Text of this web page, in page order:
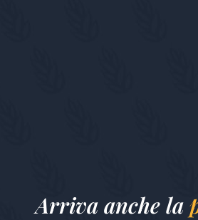
Arriva anche la